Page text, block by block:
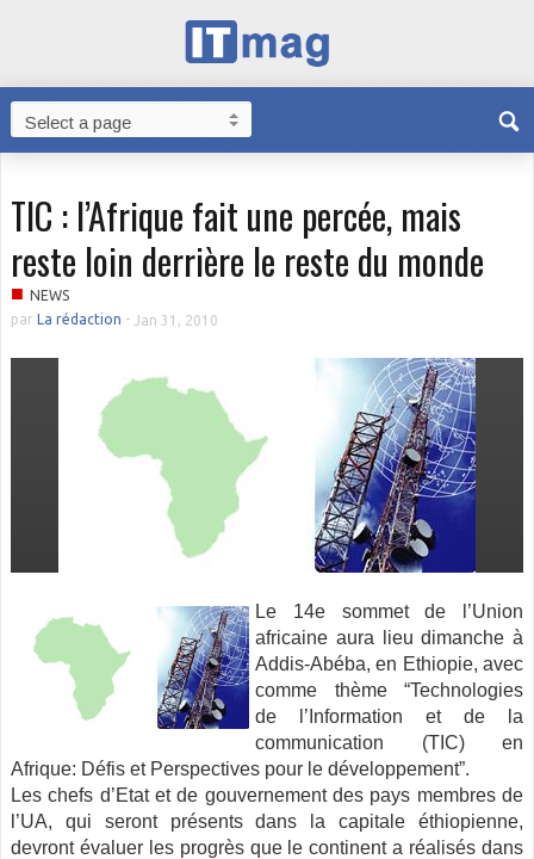
TIC : l’Afrique fait une percée, mais
reste loin derrière le reste du monde
■ NEWS
par La rédaction - Jan 31, 2010
Le 14e sommet de l’Union
africaine aura lieu dimanche à
Addis-Abéba, en Ethiopie, avec
comme thème “Technologies
de l’Information et de la
communication (TIC) en
Afrique: Défis et Perspectives pour le développement”.
Les chefs d’Etat et de gouvernement des pays membres de
l’UA, qui seront présents dans la capitale éthiopienne,
devront évaluer les progrès que le continent a réalisés dans